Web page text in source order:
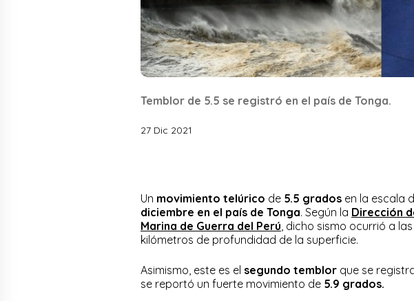
Temblor de 5.5 se registró en el país de Tonga.
27 Dic 2021
Un movimiento telúrico de 5.5 grados en la escala
diciembre en el país de Tonga. Según la Dirección
Marina de Guerra del Perú , dicho sismo ocurrió a las
kilómetros de profundidad de la superficie.
Asimismo, este es el segundo temblor que se
se reportó un fuerte movimiento de 5.9 grados.